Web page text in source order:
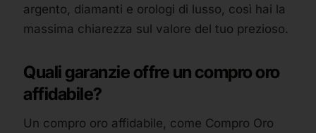
argento, diamanti e orologi di lusso, così hai la
massima chiarezza sul valore del tuo prezioso.
Quali garanzie offre un compro oro
affidabile?
Un compro oro affidabile, come Compro Oro